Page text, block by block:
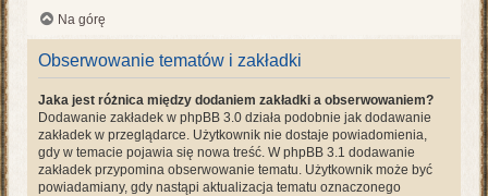
Na górę
Obserwowanie tematów i zakładki
Jaka jest różnica między dodaniem zakładki a obserwowaniem?
Dodawanie zakładek w phpBB 3.0 działa podobnie jak dodawanie
zakładek w przeglądarce. Użytkownik nie dostaje powiadomienia,
gdy w temacie pojawia się nowa treść. W phpBB 3.1 dodawanie
zakładek przypomina obserwowanie tematu. Użytkownik może być
powiadamiany, gdy nastąpi aktualizacja tematu oznaczonego